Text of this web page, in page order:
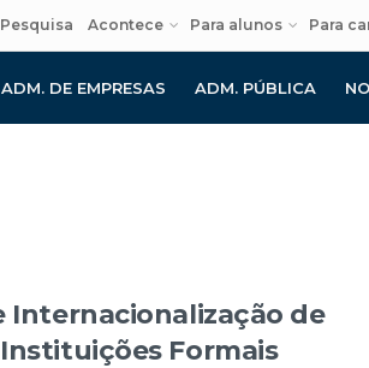
Pesquisa Acontece Para alunos Para
ADM. DE EMPRESAS ADM. PÚBLICA
Internacionalização de
Instituições Formais